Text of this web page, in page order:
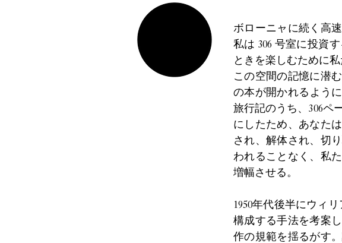
ボローニャに続く高
私は 306 号室に投資
ときを楽しむために
この空間の記憶に潜
の本が開かれるよう
旅行記のうち、306ペ
にしたため、あなた
され、解体され、切
われることなく、私
増幅させる。
1950年代後半にウィ
構成する手法を考案
作の規範を揺るがす